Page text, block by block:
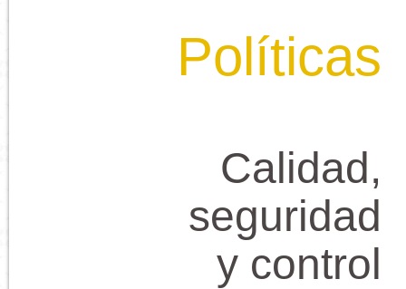
Políticas
Calidad,
seguridad
y control